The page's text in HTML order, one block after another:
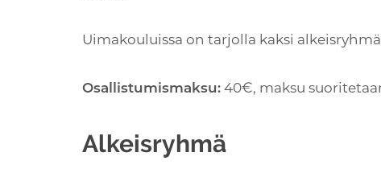
Uimakouluissa on tarjolla kaksi
Osallistumismaksu: 40€, maksu
Alkeisryhmä